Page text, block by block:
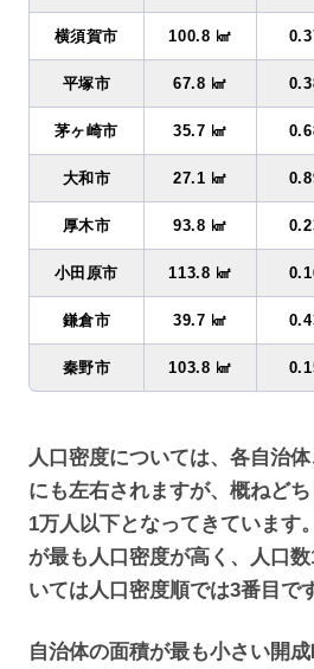
横須賀市 100.8 ㎢
平塚市 67.8 ㎢
茅ヶ崎市 35.7 ㎢
大和市 27.1 ㎢
厚木市 93.8 ㎢
小田原市 113.8 ㎢
鎌倉市 39.7 ㎢
秦野市 103.8 ㎢
人口密度については、各自治
にも左右されますが、概ねど
1万人以下となってきています
が最も人口密度が高く、人口
いては人口密度順では3番目で
自治体の面積が最も小さい開